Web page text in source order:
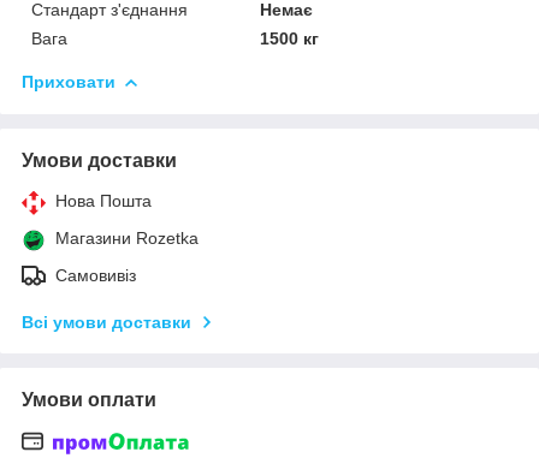
Стандарт з'єднання
Немає
Вага
1500 кг
Приховати
Умови доставки
Нова Пошта
Магазини Rozetka
Самовивіз
Всі умови доставки
Умови оплати